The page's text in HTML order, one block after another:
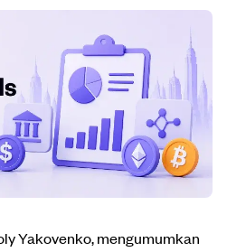
Yakovenko, mengumumkan